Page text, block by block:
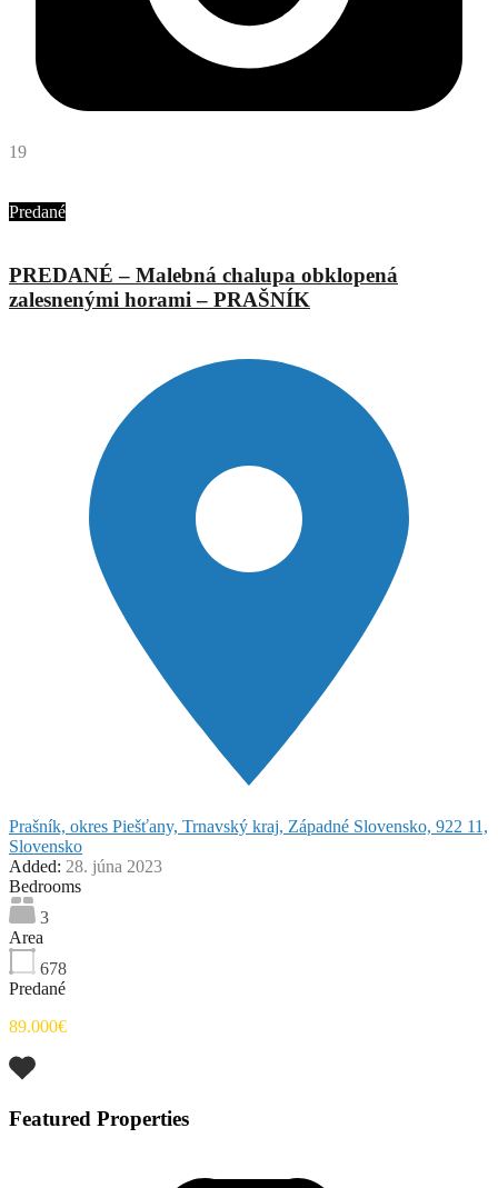
19
Predané
PREDANÉ – Malebná chalupa obklopená
zalesnenými horami – PRAŠNÍK
Prašník, okres Piešťany, Trnavský kraj, Západné Slovensko, 922 11,
Slovensko
Added: 28. júna 2023
Bedrooms
3
Area
678
Predané
89.000€
Featured Properties